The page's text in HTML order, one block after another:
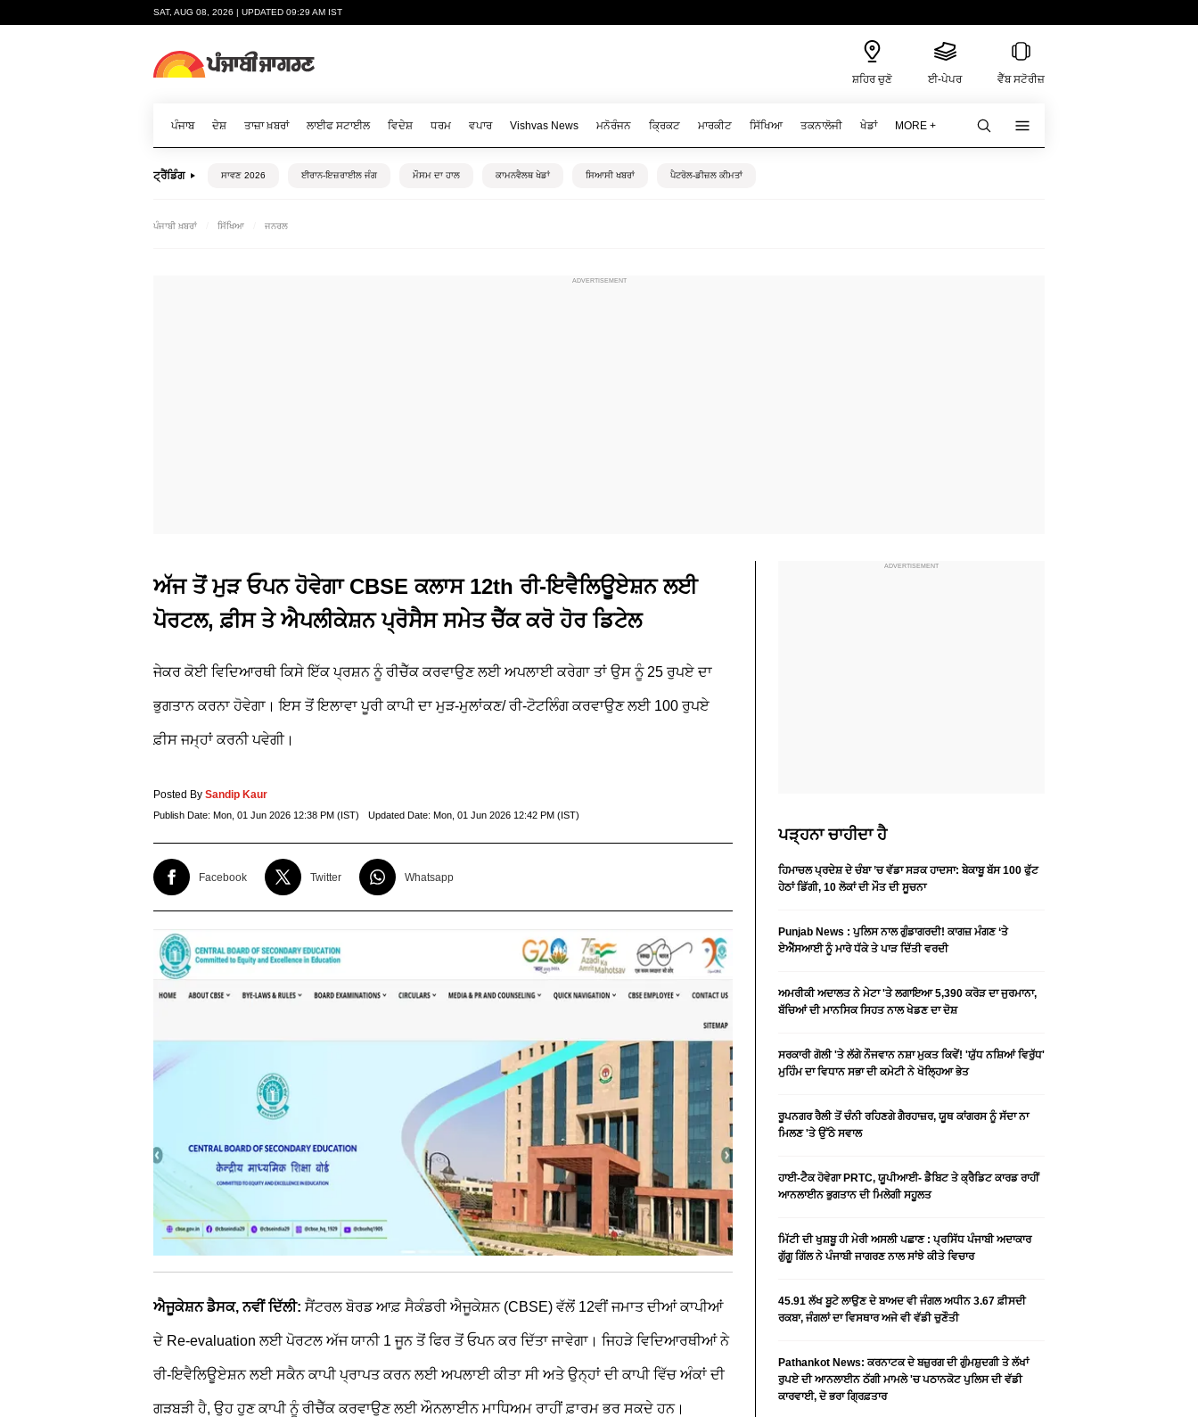
SAT, AUG 08, 2026 | UPDATED 09:29 AM IST
ਸ਼ਹਿਰ ਚੁਣੋ ਈ-ਪੇਪਰ ਵੈੱਬ ਸਟੋਰੀਜ਼
ਪੰਜਾਬ ਦੇਸ਼ ਤਾਜ਼ਾ ਖ਼ਬਰਾਂ ਲਾਈਫ ਸਟਾਈਲ ਵਿਦੇਸ਼ ਧਰਮ ਵਪਾਰ Vishvas News ਮਨੋਰੰਜਨ ਕ੍ਰਿਕਟ ਮਾਰਕੀਟ ਸਿੱਖਿਆ ਤਕਨਾਲੋਜੀ ਖੇਡਾਂ MORE +
ਟ੍ਰੈਂਡਿੰਗ ਸਾਵਣ 2026 ਈਰਾਨ-ਇਜ਼ਰਾਈਲ ਜੰਗ ਮੌਸਮ ਦਾ ਹਾਲ ਕਾਮਨਵੈਲਥ ਖੇਡਾਂ ਸਿਆਸੀ ਖਬਰਾਂ ਪੈਟਰੋਲ-ਡੀਜ਼ਲ ਕੀਮਤਾਂ
ਪੰਜਾਬੀ ਖ਼ਬਰਾਂ ਸਿੱਖਿਆ ਜਨਰਲ
ਅੱਜ ਤੋਂ ਮੁੜ ਓਪਨ ਹੋਵੇਗਾ CBSE ਕਲਾਸ 12th ਰੀ-ਇਵੈਲਿਊਏਸ਼ਨ ਲਈ
ਪੋਰਟਲ, ਫ਼ੀਸ ਤੇ ਐਪਲੀਕੇਸ਼ਨ ਪ੍ਰੋਸੈਸ ਸਮੇਤ ਚੈੱਕ ਕਰੋ ਹੋਰ ਡਿਟੇਲ
ਜੇਕਰ ਕੋਈ ਵਿਦਿਆਰਥੀ ਕਿਸੇ ਇੱਕ ਪ੍ਰਸ਼ਨ ਨੂੰ ਰੀਚੈੱਕ ਕਰਵਾਉਣ ਲਈ ਅਪਲਾਈ ਕਰੇਗਾ ਤਾਂ ਉਸ ਨੂੰ 25 ਰੁਪਏ ਦਾ
ਭੁਗਤਾਨ ਕਰਨਾ ਹੋਵੇਗਾ। ਇਸ ਤੋਂ ਇਲਾਵਾ ਪੂਰੀ ਕਾਪੀ ਦਾ ਮੁੜ-ਮੁਲਾਂਕਣ/ ਰੀ-ਟੋਟਲਿੰਗ ਕਰਵਾਉਣ ਲਈ 100 ਰੁਪਏ
ਫ਼ੀਸ ਜਮ੍ਹਾਂ ਕਰਨੀ ਪਵੇਗੀ।
Posted By Sandip Kaur
Publish Date: Mon, 01 Jun 2026 12:38 PM (IST) Updated Date: Mon, 01 Jun 2026 12:42 PM (IST)
Facebook Twitter Whatsapp
ਐਜੂਕੇਸ਼ਨ ਡੈਸਕ, ਨਵੀਂ ਦਿੱਲੀ: ਸੈਂਟਰਲ ਬੋਰਡ ਆਫ਼ ਸੈਕੰਡਰੀ ਐਜੂਕੇਸ਼ਨ (CBSE) ਵੱਲੋਂ 12ਵੀਂ ਜਮਾਤ ਦੀਆਂ ਕਾਪੀਆਂ
ਦੇ Re-evaluation ਲਈ ਪੋਰਟਲ ਅੱਜ ਯਾਨੀ 1 ਜੂਨ ਤੋਂ ਫਿਰ ਤੋਂ ਓਪਨ ਕਰ ਦਿੱਤਾ ਜਾਵੇਗਾ। ਜਿਹੜੇ ਵਿਦਿਆਰਥੀਆਂ ਨੇ
ਰੀ-ਇਵੈਲਿਊਏਸ਼ਨ ਲਈ ਸਕੈਨ ਕਾਪੀ ਪ੍ਰਾਪਤ ਕਰਨ ਲਈ ਅਪਲਾਈ ਕੀਤਾ ਸੀ ਅਤੇ ਉਨ੍ਹਾਂ ਦੀ ਕਾਪੀ ਵਿੱਚ ਅੰਕਾਂ ਦੀ
ਗੜਬੜੀ ਹੈ, ਉਹ ਹੁਣ ਕਾਪੀ ਨੂੰ ਰੀਚੈੱਕ ਕਰਵਾਉਣ ਲਈ ਔਨਲਾਈਨ ਮਾਧਿਅਮ ਰਾਹੀਂ ਫ਼ਾਰਮ ਭਰ ਸਕਦੇ ਹਨ।
ਪੜ੍ਹਨਾ ਚਾਹੀਦਾ ਹੈ
ਹਿਮਾਚਲ ਪ੍ਰਦੇਸ਼ ਦੇ ਚੰਬਾ ’ਚ ਵੱਡਾ ਸੜਕ ਹਾਦਸਾ: ਬੇਕਾਬੂ ਬੱਸ 100 ਫੁੱਟ
ਹੇਠਾਂ ਡਿੱਗੀ, 10 ਲੋਕਾਂ ਦੀ ਮੌਤ ਦੀ ਸੂਚਨਾ
Punjab News : ਪੁਲਿਸ ਨਾਲ ਗੁੰਡਾਗਰਦੀ! ਕਾਗਜ਼ ਮੰਗਣ ‘ਤੇ
ਏਐੱਸਆਈ ਨੂੰ ਮਾਰੇ ਧੱਕੇ ਤੇ ਪਾੜ ਦਿੱਤੀ ਵਰਦੀ
ਅਮਰੀਕੀ ਅਦਾਲਤ ਨੇ ਮੇਟਾ 'ਤੇ ਲਗਾਇਆ 5,390 ਕਰੋੜ ਦਾ ਜੁਰਮਾਨਾ,
ਬੱਚਿਆਂ ਦੀ ਮਾਨਸਿਕ ਸਿਹਤ ਨਾਲ ਖੇਡਣ ਦਾ ਦੋਸ਼
ਸਰਕਾਰੀ ਗੋਲੀ 'ਤੇ ਲੱਗੇ ਨੌਜਵਾਨ ਨਸ਼ਾ ਮੁਕਤ ਕਿਵੇਂ! 'ਯੁੱਧ ਨਸ਼ਿਆਂ ਵਿਰੁੱਧ'
ਮੁਹਿੰਮ ਦਾ ਵਿਧਾਨ ਸਭਾ ਦੀ ਕਮੇਟੀ ਨੇ ਖੋਲ੍ਹਿਆ ਭੇਤ
ਰੂਪਨਗਰ ਰੈਲੀ ਤੋਂ ਚੰਨੀ ਰਹਿਣਗੇ ਗੈਰਹਾਜ਼ਰ, ਯੂਥ ਕਾਂਗਰਸ ਨੂੰ ਸੱਦਾ ਨਾ
ਮਿਲਣ 'ਤੇ ਉੱਠੇ ਸਵਾਲ
ਹਾਈ-ਟੈਕ ਹੋਵੇਗਾ PRTC, ਯੂਪੀਆਈ- ਡੈਬਿਟ ਤੇ ਕ੍ਰੈਡਿਟ ਕਾਰਡ ਰਾਹੀਂ
ਆਨਲਾਈਨ ਭੁਗਤਾਨ ਦੀ ਮਿਲੇਗੀ ਸਹੂਲਤ
ਮਿੱਟੀ ਦੀ ਖੁਸ਼ਬੂ ਹੀ ਮੇਰੀ ਅਸਲੀ ਪਛਾਣ : ਪ੍ਰਸਿੱਧ ਪੰਜਾਬੀ ਅਦਾਕਾਰ
ਗੁੱਗੂ ਗਿੱਲ ਨੇ ਪੰਜਾਬੀ ਜਾਗਰਣ ਨਾਲ ਸਾਂਝੇ ਕੀਤੇ ਵਿਚਾਰ
45.91 ਲੱਖ ਬੂਟੇ ਲਾਉਣ ਦੇ ਬਾਅਦ ਵੀ ਜੰਗਲ ਅਧੀਨ 3.67 ਫ਼ੀਸਦੀ
ਰਕਬਾ, ਜੰਗਲਾਂ ਦਾ ਵਿਸਥਾਰ ਅਜੇ ਵੀ ਵੱਡੀ ਚੁਣੌਤੀ
Pathankot News: ਕਰਨਾਟਕ ਦੇ ਬਜ਼ੁਰਗ ਦੀ ਗੁੰਮਸ਼ੁਦਗੀ ਤੇ ਲੱਖਾਂ
ਰੁਪਏ ਦੀ ਆਨਲਾਈਨ ਠੱਗੀ ਮਾਮਲੇ 'ਚ ਪਠਾਨਕੋਟ ਪੁਲਿਸ ਦੀ ਵੱਡੀ
ਕਾਰਵਾਈ, ਦੋ ਭਰਾ ਗ੍ਰਿਫ਼ਤਾਰ